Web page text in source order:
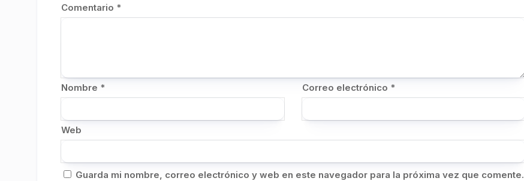
Comentario *
Nombre * Correo electrónico *
Web
Guarda mi nombre, correo electrónico y web en este navegador para la próxima vez que comente.